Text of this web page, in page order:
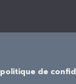
politique de